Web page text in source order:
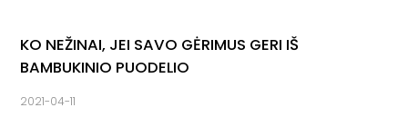
KO NEŽINAI, JEI SAVO GĖRIMUS GERI IŠ
BAMBUKINIO PUODELIO
2021-04-11